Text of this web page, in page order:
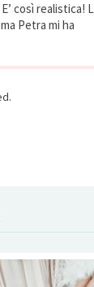
così realistica!
Petra mi ha